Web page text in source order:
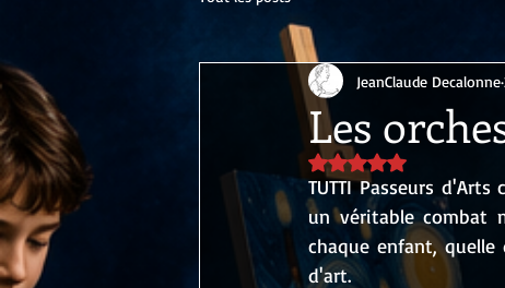
Les
JeanClaude Decalonne
Noté NaN étoiles sur 5.
TUTTI Passeurs
un véritable combat
chaque enfant,
d'art.